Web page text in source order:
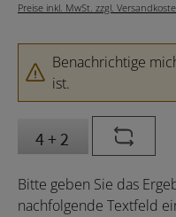
Preise inkl. MwSt. zzgl.
Benachrichtige
ist.
Bitte geben Sie das
nachfolgende Textfeld